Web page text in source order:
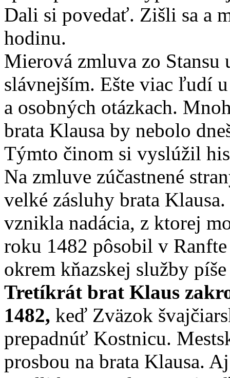
Dali si povedať. Zišli sa a
hodinu.
Mierová zmluva zo Stansu
slávnejším. Ešte viac ľudí
a osobných otázkach.
brata Klausa by nebolo
Týmto činom si vyslúžil
Na zmluve zúčastnené
velké zásluhy brata
vznikla nadácia, z ktorej
roku 1482 pôsobil v
okrem kňazskej služby
Tretíkrát brat Klaus
1482, keď Zväzok
prepadnúť Kostnicu.
prosbou na brata Klausa.